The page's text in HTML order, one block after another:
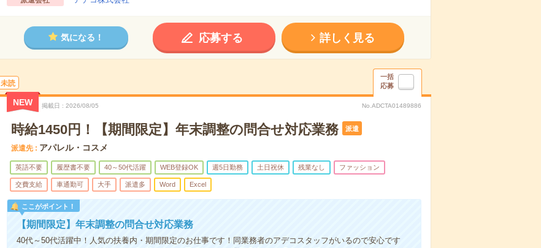
気になる！ 応募する 詳しく見る
未読
一括
応募
NEW 掲載日 2026/08/05 No.ADCTA01489886
時給1450円！【期間限定】年末調整の問合せ対応業務 派遣
派遣先 アパレル・コスメ
英語不要 履歴書不要 40～50代活躍 WEB登録OK 週5日勤務 土日祝休 残業なし ファッション
交費支給 車通勤可 大手 派遣多 Word Excel
ここがポイント！
【期間限定】年末調整の問合せ対応業務
40代～50代活躍中！人気の扶養内・期間限定のお仕事です！同業務者のアデコスタッフがいるので安心です